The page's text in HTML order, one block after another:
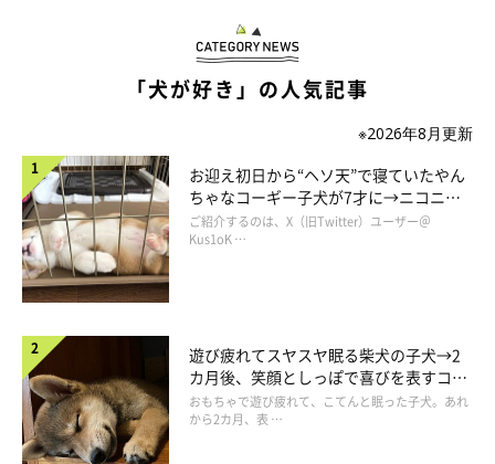
飼い主さんは、行動面でもちまきちゃんの変化を感じることがあ
飼い主さん：
「1才を超えた頃から、落ち着きが出てマイペースになりまし
た。昔は散歩に行ったら、ワンちゃんも飼い主さんも全員お友
達！という勢いでしたが、今はあまり興味がないようです」
「犬が好き」の人気記事
※2026年8月更新
お迎え初日から“ヘソ天”で寝ていたやん
ちゃなコーギー子犬が7才に→ニコニ
コ“コーギースマイル”が魅力のコに成
長！
ご紹介するのは、X（旧Twitter）ユーザー＠
Kus1oK …
遊び疲れてスヤスヤ眠る柴犬の子犬→2
カ月後、笑顔としっぽで喜びを表すコに
成長！
おもちゃで遊び疲れて、こてんと眠った子犬。あれ
から2カ月、表 …